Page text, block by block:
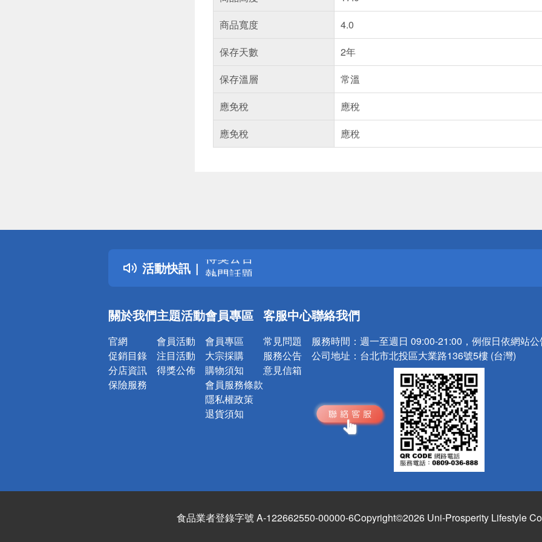
商品寬度
4.0
保存天數
2年
保存溫層
常溫
應免稅
應稅
應免稅
應稅
活動快訊
詐騙網頁！請小心！
得獎公告
熱門話題
銀行優惠
詐騙網頁！請小心！
關於我們
官網
促銷目錄
分店資訊
保險服務
主題活動
會員活動
注目活動
得獎公佈
會員專區
會員專區
大宗採購
購物須知
會員服務條款
隱私權政策
退貨須知
客服中心
常見問題
服務公告
意見信箱
聯絡我們
服務時間： 週一至週日 09:00-21:00，例假日依網站
公司地址： 台北市北投區大業路136號5樓 (台灣)
食品業者登錄字號 A-122662550-00000-6Copyright©2026 Uni-Prosperity Lifestyle